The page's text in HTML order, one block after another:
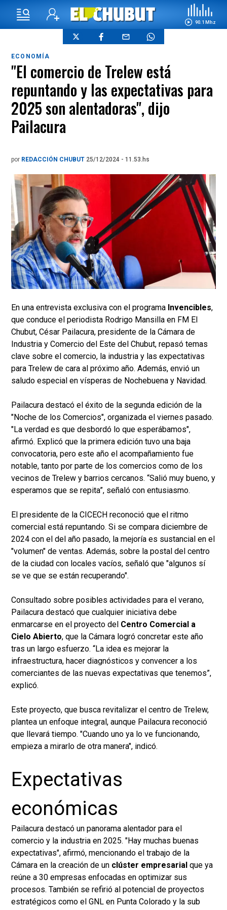
90.1 Mhz
ECONOMÍA
"El comercio de Trelew está
repuntando y las expectativas para
2025 son alentadoras", dijo
Pailacura
por REDACCIÓN CHUBUT 25/12/2024 - 11.53.hs
En una entrevista exclusiva con el programa Invencibles,
que conduce el periodista Rodrigo Mansilla en FM El
Chubut, César Pailacura, presidente de la Cámara de
Industria y Comercio del Este del Chubut, repasó temas
clave sobre el comercio, la industria y las expectativas
para Trelew de cara al próximo año. Además, envió un
saludo especial en vísperas de Nochebuena y Navidad.
Pailacura destacó el éxito de la segunda edición de la
"Noche de los Comercios", organizada el viernes pasado.
"La verdad es que desbordó lo que esperábamos",
afirmó. Explicó que la primera edición tuvo una baja
convocatoria, pero este año el acompañamiento fue
notable, tanto por parte de los comercios como de los
vecinos de Trelew y barrios cercanos. “Salió muy bueno, y
esperamos que se repita”, señaló con entusiasmo.
El presidente de la CICECH reconoció que el ritmo
comercial está repuntando. Si se compara diciembre de
2024 con el del año pasado, la mejoría es sustancial en el
"volumen" de ventas. Además, sobre la postal del centro
de la ciudad con locales vacíos, señaló que "algunos sí
se ve que se están recuperando".
Consultado sobre posibles actividades para el verano,
Pailacura destacó que cualquier iniciativa debe
enmarcarse en el proyecto del Centro Comercial a
Cielo Abierto, que la Cámara logró concretar este año
tras un largo esfuerzo. “La idea es mejorar la
infraestructura, hacer diagnósticos y convencer a los
comerciantes de las nuevas expectativas que tenemos”,
explicó.
Este proyecto, que busca revitalizar el centro de Trelew,
plantea un enfoque integral, aunque Pailacura reconoció
que llevará tiempo. "Cuando uno ya lo ve funcionando,
empieza a mirarlo de otra manera", indicó.
Expectativas
económicas
Pailacura destacó un panorama alentador para el
comercio y la industria en 2025. "Hay muchas buenas
expectativas", afirmó, mencionando el trabajo de la
Cámara en la creación de un clúster empresarial que ya
reúne a 30 empresas enfocadas en optimizar sus
procesos. También se refirió al potencial de proyectos
estratégicos como el GNL en Punta Colorado y la sub